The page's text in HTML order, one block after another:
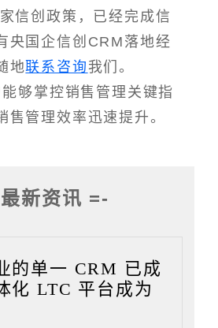
信创政策，已经完成信
央国企信创CRM落地经
地联系咨询 我们。
够掌控销售管理关键指
售管理效率迅速提升。
新资讯 =-
的单一 CRM 已成
化 LTC 平台成为